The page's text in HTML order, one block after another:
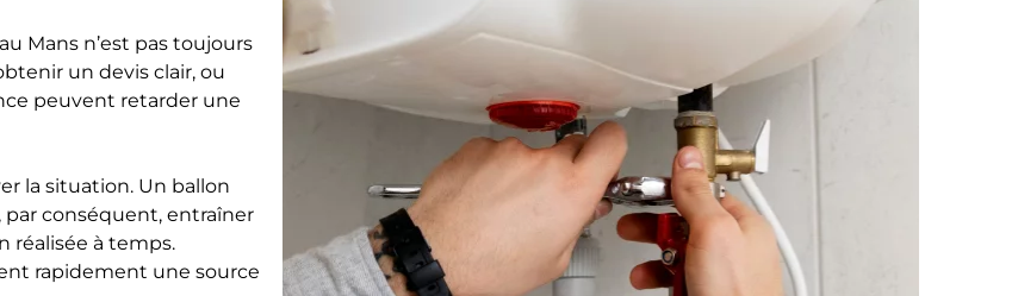
Mans n’est pas toujours
un devis clair, ou
peuvent retarder une
la situation. Un ballon
conséquent, entraîner
réalisée à temps.
rapidement une source